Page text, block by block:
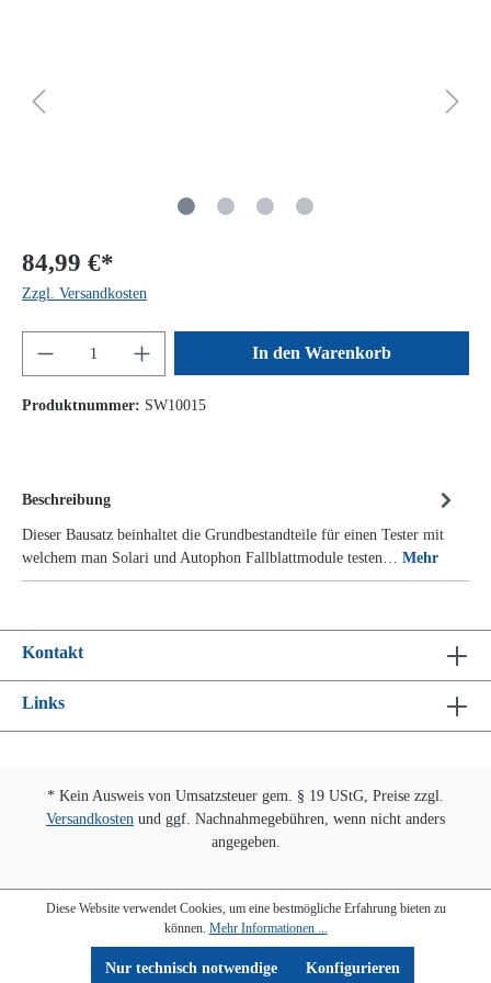
84,99 €*
Zzgl. Versandkosten
In den Warenkorb
Produktnummer: SW10015
Beschreibung
Dieser Bausatz beinhaltet die Grundbestandteile für einen Tester mit
welchem man Solari und Autophon Fallblattmodule testen… Mehr
Kontakt
Links
* Kein Ausweis von Umsatzsteuer gem. § 19 UStG, Preise zzgl.
Versandkosten und ggf. Nachnahmegebühren, wenn nicht anders
angegeben.
Diese Website verwendet Cookies, um eine bestmögliche Erfahrung bieten zu
können. Mehr Informationen ...
Nur technisch notwendige Konfigurieren